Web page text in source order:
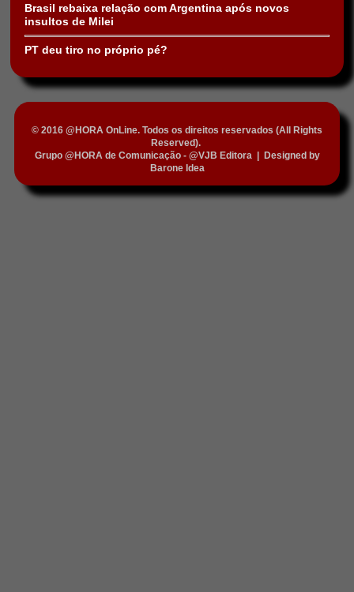
Brasil rebaixa relação com Argentina após novos
insultos de Milei
PT deu tiro no próprio pé?
© 2016 @HORA OnLine. Todos os direitos reservados (All Rights
Reserved).
Grupo @HORA de Comunicação - @VJB Editora|
Designed by
Barone Idea